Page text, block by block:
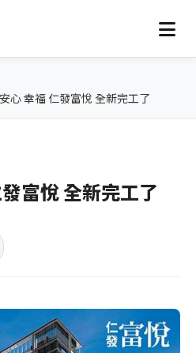
心 幸福 仁發富悅 全新完工了
富悅 全新完工了